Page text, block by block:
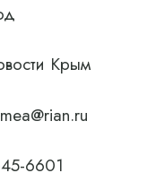
Крым
6601